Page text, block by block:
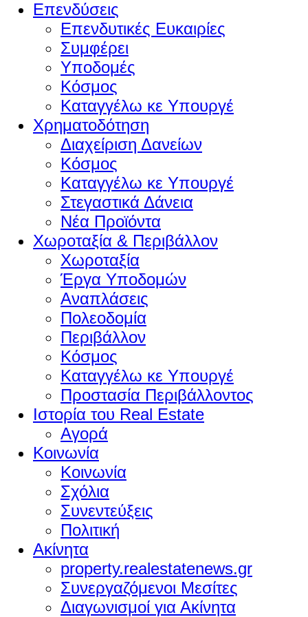
Επενδύσεις
Επενδυτικές Ευκαιρίες
Συμφέρει
Υποδομές
Κόσμος
Καταγγέλω κε Υπουργέ
Χρηματοδότηση
Διαχείριση Δανείων
Κόσμος
Καταγγέλω κε Υπουργέ
Στεγαστικά Δάνεια
Νέα Προϊόντα
Χωροταξία & Περιβάλλον
Χωροταξία
Έργα Υποδομών
Αναπλάσεις
Πολεοδομία
Περιβάλλον
Κόσμος
Καταγγέλω κε Υπουργέ
Προστασία Περιβάλλοντος
Ιστορία του Real Estate
Αγορά
Κοινωνία
Κοινωνία
Σχόλια
Συνεντεύξεις
Πολιτική
Ακίνητα
property.realestatenews.gr
Συνεργαζόμενοι Μεσίτες
Διαγωνισμοί για Ακίνητα